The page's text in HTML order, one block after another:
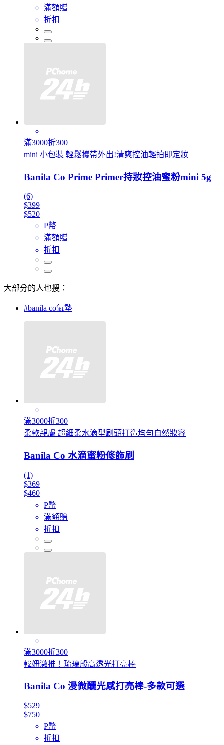
滿額贈
折扣
滿3000折300
mini 小包裝 輕鬆攜帶外出!清爽控油輕拍即定妝
Banila Co Prime Primer持妝控油蜜粉mini 5g
(6)
$399
$520
P幣
滿額贈
折扣
大部分的人也搜：
#banila co氣墊
滿3000折300
柔軟親膚 超細柔水滴型刷頭打造均勻自然妝容
Banila Co 水滴蜜粉修飾刷
(1)
$369
$460
P幣
滿額贈
折扣
滿3000折300
韓妞激推！琉璃般高透光打亮棒
Banila Co 漫微醺光感打亮棒-多款可選
$529
$750
P幣
折扣